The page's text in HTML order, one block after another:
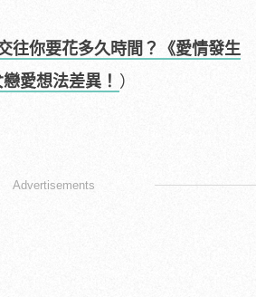
往你要花多久時間？《愛情發生
愛想法差異！ ）
Advertisements